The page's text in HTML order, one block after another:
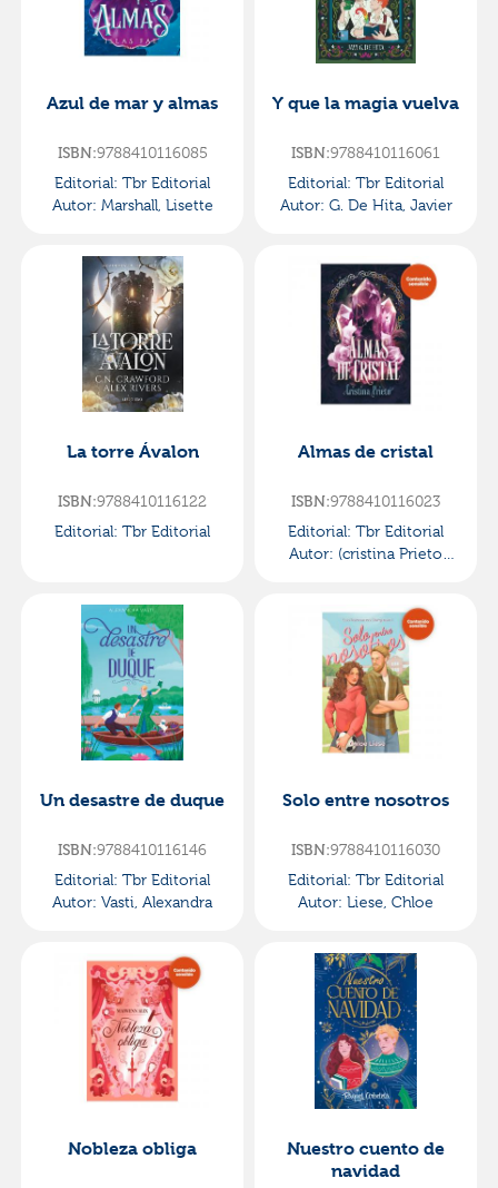
Azul de mar y almas
ISBN:9788410116085
Editorial: Tbr Editorial
Autor: Marshall, Lisette
Y que la magia vuelva
ISBN:9788410116061
Editorial: Tbr Editorial
Autor: G. De Hita, Javier
La torre Ávalon
ISBN:9788410116122
Editorial: Tbr Editorial
Almas de cristal
ISBN:9788410116023
Editorial: Tbr Editorial
Autor: (cristina Prieto
Un desastre de duque
ISBN:9788410116146
Editorial: Tbr Editorial
Autor: Vasti, Alexandra
Solo entre nosotros
ISBN:9788410116030
Editorial: Tbr Editorial
Autor: Liese, Chloe
Nobleza obliga
Nuestro cuento de
navidad